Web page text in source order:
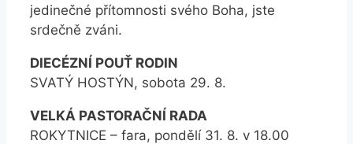
jedinečné přítomnosti svého Boha, jste
srdečně zváni.
DIECÉZNÍ POUŤ RODIN
SVATÝ HOSTÝN, sobota 29. 8.
VELKÁ PASTORAČNÍ RADA
ROKYTNICE – fara, pondělí 31. 8. v 18.00